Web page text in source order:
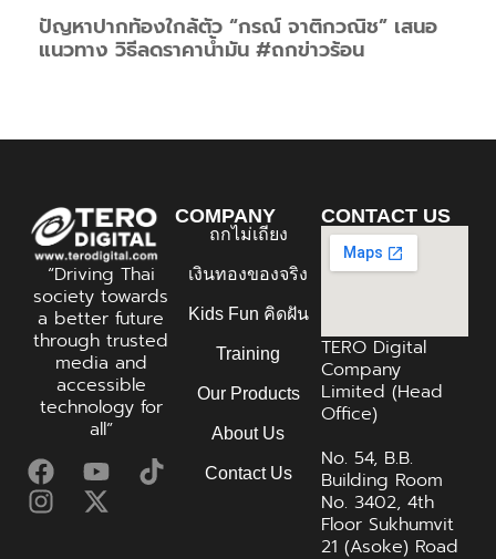
ปัญหาปากท้องใกล้ตัว “กรณ์ จาติกวณิช” เสนอ
แนวทาง วิธีลดราคาน้ำมัน #ถกข่าวร้อน
“Driving Thai
society towards
a better future
through trusted
media and
accessible
technology for
all”
COMPANY
ถกไม่เถียง
เงินทองของจริง
Kids Fun คิดฝัน
Training
Our Products
About Us
Contact Us
CONTACT US
TERO Digital
Company
Limited (Head
Office)
No. 54, B.B.
Building Room
No. 3402, 4th
Floor Sukhumvit
21 (Asoke) Road